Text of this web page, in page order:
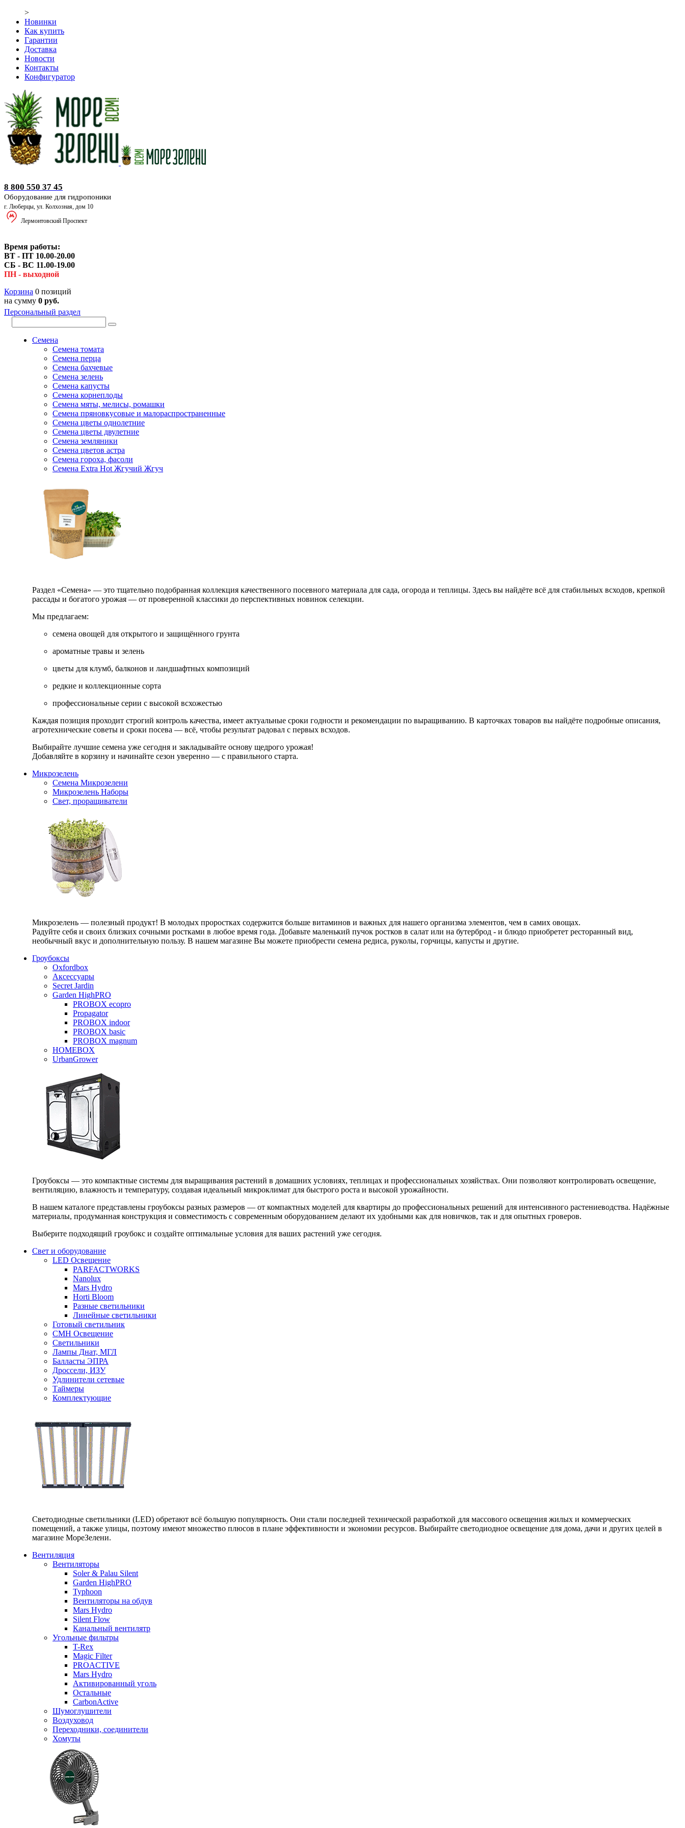
>
Новинки
Как купить
Гарантии
Доставка
Новости
Контакты
Конфигуратор
8 800 550 37 45
Оборудование для гидропоники
г. Люберцы, ул. Колхозная, дом 10
Лермонтовский Проспект
Время работы:
ВТ - ПТ 10.00-20.00
СБ - ВС 11.00-19.00
ПН - выходной
Корзина 0 позиций
на сумму 0 руб.
Персональный раздел
Семена
Семена томата
Семена перца
Семена бахчевые
Семена зелень
Семена капусты
Семена корнеплоды
Семена мяты, мелисы, ромашки
Семена пряновкусовые и малораспространенные
Семена цветы однолетние
Семена цветы двулетние
Семена земляники
Семена цветов астра
Семена гороха, фасоли
Семена Extra Hot Жгучий Жгуч
Раздел «Семена» — это тщательно подобранная коллекция качественного посевного материала для сада, огорода и теплицы. Здесь вы найдёте всё для стабильных всходов, крепкой
рассады и богатого урожая — от проверенной классики до перспективных новинок селекции.
Мы предлагаем:
семена овощей для открытого и защищённого грунта
ароматные травы и зелень
цветы для клумб, балконов и ландшафтных композиций
редкие и коллекционные сорта
профессиональные серии с высокой всхожестью
Каждая позиция проходит строгий контроль качества, имеет актуальные сроки годности и рекомендации по выращиванию. В карточках товаров вы найдёте подробные описания,
агротехнические советы и сроки посева — всё, чтобы результат радовал с первых всходов.
Выбирайте лучшие семена уже сегодня и закладывайте основу щедрого урожая!
Добавляйте в корзину и начинайте сезон уверенно — с правильного старта.
Микрозелень
Семена Микрозелени
Микрозелень Наборы
Свет, проращиватели
Микрозелень — полезный продукт! В молодых проростках содержится больше витаминов и важных для нашего организма элементов, чем в самих овощах.
Радуйте себя и своих близких сочными ростками в любое время года. Добавьте маленький пучок ростков в салат или на бутерброд - и блюдо приобретет ресторанный вид,
необычный вкус и дополнительную пользу. В нашем магазине Вы можете приобрести семена редиса, руколы, горчицы, капусты и другие.
Гроубоксы
Oxfordbox
Аксессуары
Secret Jardin
Garden HighPRO
PROBOX ecopro
Propagator
PROBOX indoor
PROBOX basic
PROBOX magnum
HOMEBOX
UrbanGrower
Гроубоксы — это компактные системы для выращивания растений в домашних условиях, теплицах и профессиональных хозяйствах. Они позволяют контролировать освещение,
вентиляцию, влажность и температуру, создавая идеальный микроклимат для быстрого роста и высокой урожайности.
В нашем каталоге представлены гроубоксы разных размеров — от компактных моделей для квартиры до профессиональных решений для интенсивного растениеводства. Надёжные
материалы, продуманная конструкция и совместимость с современным оборудованием делают их удобными как для новичков, так и для опытных гроверов.
Выберите подходящий гроубокс и создайте оптимальные условия для ваших растений уже сегодня.
Свет и оборудование
LED Освещение
PARFACTWORKS
Nanolux
Mars Hydro
Horti Bloom
Разные светильники
Линейные светильники
Готовый светильник
CMH Освещение
Светильники
Лампы Днат, МГЛ
Балласты ЭПРА
Дроссели, ИЗУ
Удлинители сетевые
Таймеры
Комплектующие
Светодиодные светильники (LED) обретают всё большую популярность. Они стали последней технической разработкой для массового освещения жилых и коммерческих
помещений, а также улицы, поэтому имеют множество плюсов в плане эффективности и экономии ресурсов. Выбирайте светодиодное освещение для дома, дачи и других целей в
магазине МореЗелени.
Вентиляция
Вентиляторы
Soler & Palau Silent
Garden HighPRO
Typhoon
Вентиляторы на обдув
Mars Hydro
Silent Flow
Канальный вентилятр
Угольные фильтры
T-Rex
Magic Filter
PROACTIVE
Mars Hydro
Активированный уголь
Остальные
CarbonActive
Шумоглушители
Воздуховод
Переходники, соединители
Хомуты